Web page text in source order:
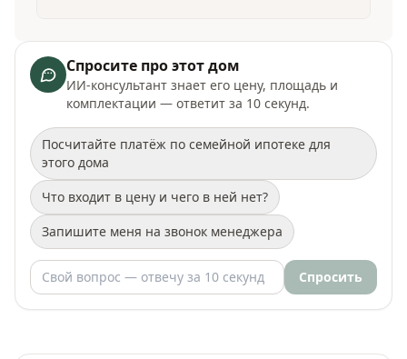
Спросите про этот дом
ИИ-консультант знает его цену, площадь и
комплектации — ответит за 10 секунд.
Посчитайте платёж по семейной ипотеке для
этого дома
Что входит в цену и чего в ней нет?
Запишите меня на звонок менеджера
Спросить